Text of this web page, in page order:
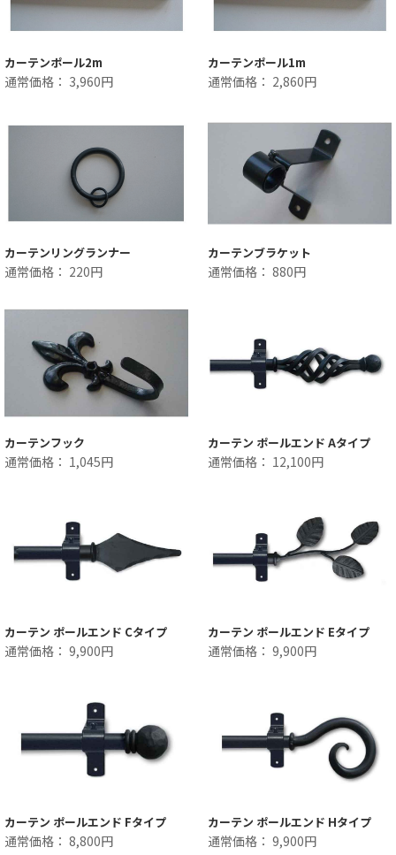
カーテンポール2m
通常価格： 3,960円
カーテンポール1m
通常価格： 2,860円
カーテンリングランナー
通常価格： 220円
カーテンブラケット
通常価格： 880円
カーテンフック
通常価格： 1,045円
カーテン ポールエンド Aタイプ
通常価格： 12,100円
カーテン ポールエンド Cタイプ
通常価格： 9,900円
カーテン ポールエンド Eタイプ
通常価格： 9,900円
カーテン ポールエンド Fタイプ
通常価格： 8,800円
カーテン ポールエンド Hタイプ
通常価格： 9,900円